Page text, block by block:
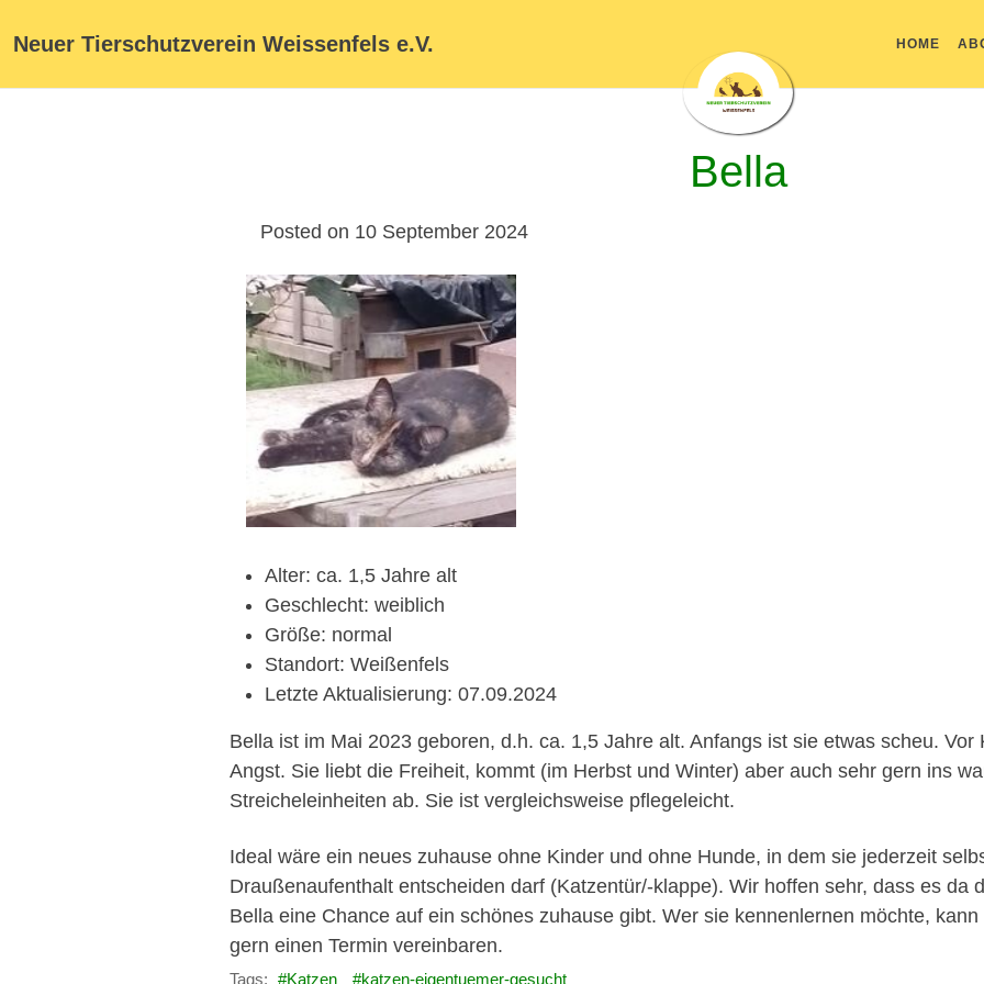
Neuer Tierschutzverein Weissenfels e.V. HOME
Bella
Posted on 10 September 2024
Alter: ca. 1,5 Jahre alt
Geschlecht: weiblich
Größe: normal
Standort: Weißenfels
Letzte Aktualisierung: 07.09.2024
Bella ist im Mai 2023 geboren, d.h. ca. 1,5 Jahre alt. Anfangs ist sie etwas scheu.
Angst. Sie liebt die Freiheit, kommt (im Herbst und Winter) aber auch sehr gern ins
Streicheleinheiten ab. Sie ist vergleichsweise pflegeleicht.
Ideal wäre ein neues zuhause ohne Kinder und ohne Hunde, in dem sie jederzeit
Draußenaufenthalt entscheiden darf (Katzentür/-klappe). Wir hoffen sehr, dass es da
Bella eine Chance auf ein schönes zuhause gibt. Wer sie kennenlernen möchte,
gern einen Termin vereinbaren.
Tags: Katzen katzen-eigentuemer-gesucht